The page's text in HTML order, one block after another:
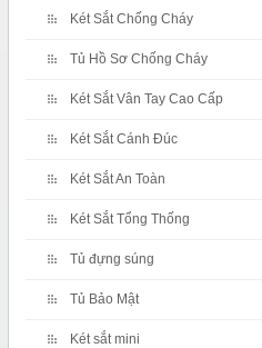
Két Sắt Chống Cháy
Tủ Hồ Sơ Chống Cháy
Két Sắt Vân Tay Cao Cấp
Két Sắt Cánh Đúc
Két Sắt An Toàn
Két Sắt Tổng Thống
Tủ đựng súng
Tủ Bảo Mật
Két sắt mini